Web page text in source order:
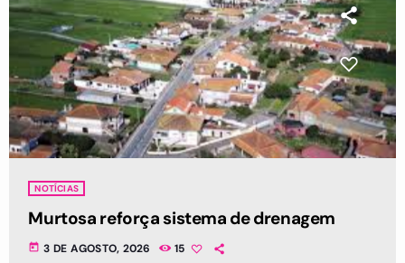
NOTÍCIAS
Murtosa reforça sistema de drenagem
today 3 DE AGOSTO, 2026 15